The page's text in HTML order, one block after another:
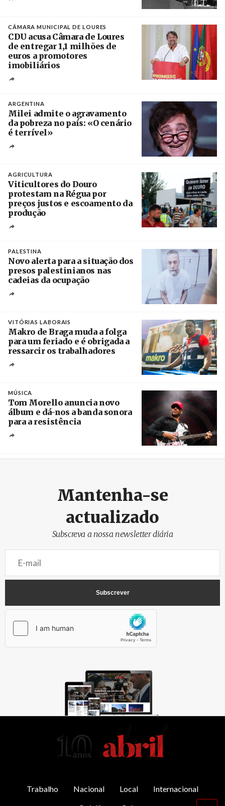
CÂMARA MUNICIPAL DE LOURES
CDU acusa Câmara de Loures
de entregar 1,1 milhões de
euros a promotores
imobiliários
ARGENTINA
Milei admite o agravamento
da pobreza no país: «O cenário
é terrível»
AGRICULTURA
Viticultores do Douro
protestam na Régua por
preços justos e escoamento da
produção
PALESTINA
Novo alerta para a situação dos
presos palestinianos nas
cadeias da ocupação
VITÓRIAS LABORAIS
Makro de Braga muda a folga
para um feriado e é obrigada a
ressarcir os trabalhadores
MÚSICA
Tom Morello anuncia novo
álbum e dá-nos a banda sonora
para a resistência
Mantenha-se
actualizado
Subscreva a nossa newsletter diária
Trabalho Nacional Local
Internacional